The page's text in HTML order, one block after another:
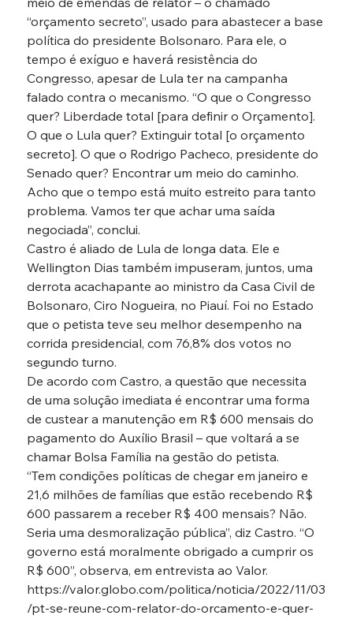
“orçamento secreto”, usado para abastecer a base
política do presidente Bolsonaro. Para ele, o
tempo é exíguo e haverá resistência do
Congresso, apesar de Lula ter na campanha
falado contra o mecanismo. “O que o Congresso
quer? Liberdade total [para definir o Orçamento].
O que o Lula quer? Extinguir total [o orçamento
secreto]. O que o Rodrigo Pacheco, presidente do
Senado quer? Encontrar um meio do caminho.
Acho que o tempo está muito estreito para tanto
problema. Vamos ter que achar uma saída
negociada”, conclui.
Castro é aliado de Lula de longa data. Ele e
Wellington Dias também impuseram, juntos, uma
derrota acachapante ao ministro da Casa Civil de
Bolsonaro, Ciro Nogueira, no Piauí. Foi no Estado
que o petista teve seu melhor desempenho na
corrida presidencial, com 76,8% dos votos no
segundo turno.
De acordo com Castro, a questão que necessita
de uma solução imediata é encontrar uma forma
de custear a manutenção em R$ 600 mensais do
pagamento do Auxílio Brasil – que voltará a se
chamar Bolsa Família na gestão do petista.
“Tem condições políticas de chegar em janeiro e
21,6 milhões de famílias que estão recebendo R$
600 passarem a receber R$ 400 mensais? Não.
Seria uma desmoralização pública”, diz Castro. “O
governo está moralmente obrigado a cumprir os
R$ 600”, observa, em entrevista ao Valor.
https://valor.globo.com/politica/noticia/2022/11/03
/pt-se-reune-com-relator-do-orcamento-e-quer-